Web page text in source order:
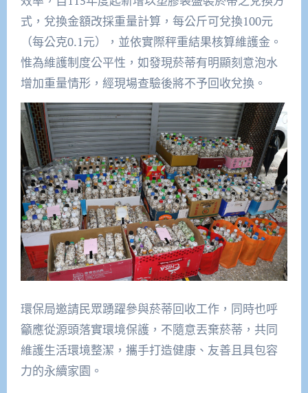
式，兌換金額改採重量計算，每公斤可兌換100元
（每公克0.1元），並依實際秤重結果核算維護金。
惟為維護制度公平性，如發現菸蒂有明顯刻意泡水
增加重量情形，經現場查驗後將不予回收兌換。
環保局邀請民眾踴躍參與菸蒂回收工作，同時也呼
籲應從源頭落實環境保護，不隨意丟棄菸蒂，共同
維護生活環境整潔，攜手打造健康、友善且具包容
力的永續家園。